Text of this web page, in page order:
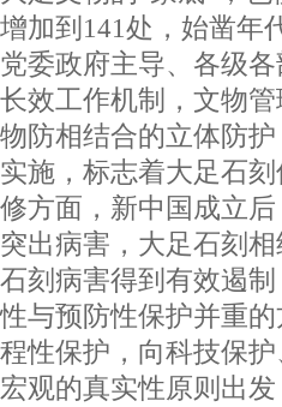
增加到141处，始凿年
党委政府主导、各级
长效工作机制，文物
物防相结合的立体防
实施，标志着大足石
修方面，新中国成立
突出病害，大足石刻
石刻病害得到有效遏
性与预防性保护并重
程性保护，向科技保
宏观的真实性原则出